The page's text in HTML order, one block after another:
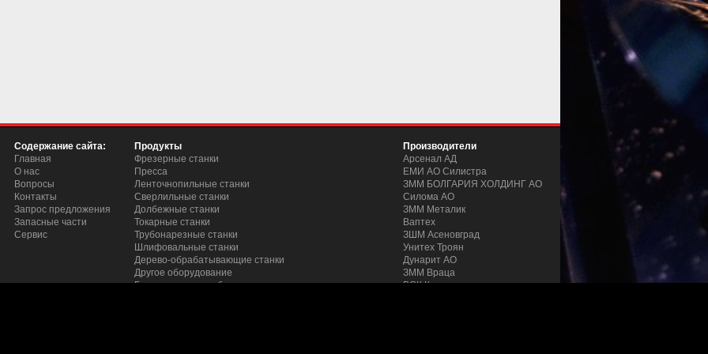
Содержание сайта:
Главная
О нас
Вопросы
Контакты
Запрос предложения
Запасные части
Сервис
Продукты
Фрезерные станки
Пресса
Ленточнопильные станки
Сверлильные станки
Долбежные станки
Токарные станки
Трубонарезные станки
Шлифовальные станки
Дерево-обрабатывающие станки
Другое оборудование
Грузоподьемное оборудование
Производители
Арсенал АД
ЕМИ АО Силистра
ЗММ БОЛГАРИЯ ХОЛДИНГ АО
Силома AO
ЗММ Металик
Ваптех
ЗШM Асеновград
Унитех Троян
Дунарит АО
ЗММ Враца
ВСК Кентавър